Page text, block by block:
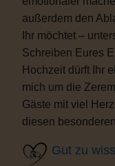
außerdem den
Ihr möchtet –
Schreiben Eures
Hochzeit dürft Ihr
mich um die
Gäste mit viel
diesen
Gut zu